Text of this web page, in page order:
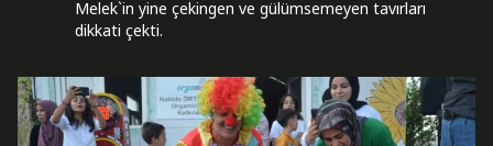
Melek`in yine çekingen ve gülümsemeyen tavırları
dikkati çekti.